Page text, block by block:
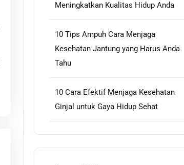
Meningkatkan Kualitas Hidup Anda
10 Tips Ampuh Cara Menjaga
Kesehatan Jantung yang Harus Anda
Tahu
10 Cara Efektif Menjaga Kesehatan
Ginjal untuk Gaya Hidup Sehat